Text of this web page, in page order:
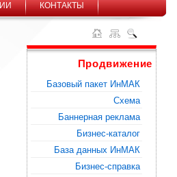
КОНТАКТЫ
Продвижение
Базовый пакет ИнМАК
Схема
Баннерная реклама
Бизнес-каталог
База данных ИнМАК
Бизнес-справка